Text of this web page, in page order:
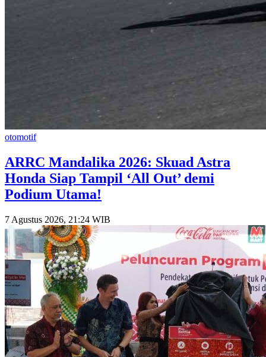
otomotif
​ARRC Mandalika 2026: Skuad Astra
Honda Siap Tampil ‘All Out’ demi
Podium Utama!
7 Agustus 2026, 21:24 WIB